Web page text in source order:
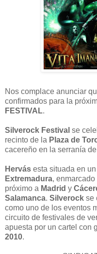
Nos complace anunciar
confirmados para la
FESTIVAL.
Silverock Festival se
recinto de la Plaza de
cacereño en la serranía de
Hervás esta situada en
Extremadura, enmarcado
próximo a Madrid y
Salamanca. Silverock se
como uno de los eventos
circuito de festivales de
apuesta por un cartel con
2010.